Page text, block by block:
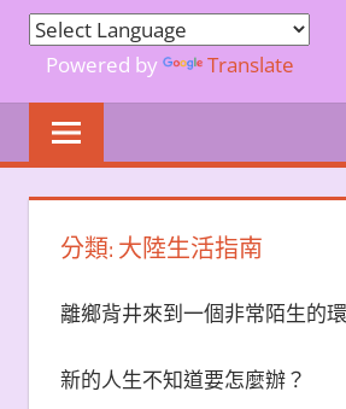
Powered by Translate
分類:大陸生活指南
離鄉背井來到一個非常陌生的
新的人生不知道要怎麼辦？